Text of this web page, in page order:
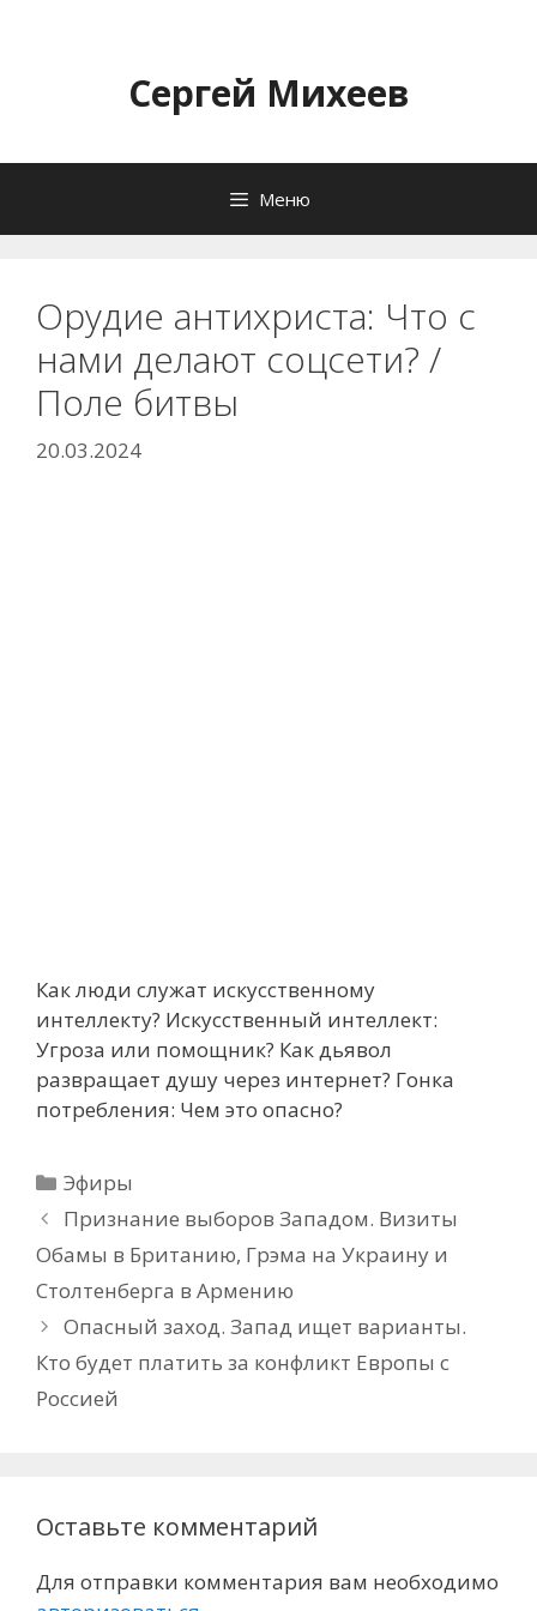
содержимомуСергей Михеев
Меню
Орудие антихриста: Что с
нами делают соцсети? /
Поле битвы
20.03.2024
Как люди служат искусственному
интеллекту? Искусственный интеллект:
Угроза или помощник? Как дьявол
развращает душу через интернет? Гонка
потребления: Чем это опасно?
Рубрики
Эфиры
Признание выборов Западом. Визиты
Обамы в Британию, Грэма на Украину и
Столтенберга в Армению
Опасный заход. Запад ищет варианты.
Кто будет платить за конфликт Европы с
Россией
Оставьте комментарий
Для отправки комментария вам необходимо